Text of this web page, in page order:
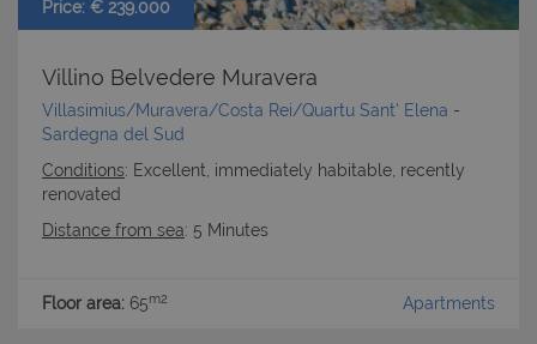
Price: € 239.000
Villino Belvedere Muravera
Villasimius/Muravera/Costa Rei/Quartu Sant' Elena -
Sardegna del Sud
Conditions: Excellent, immediately habitable, recently
renovated
Distance from sea: 5 Minutes
Floor area: 65m2 Apartments